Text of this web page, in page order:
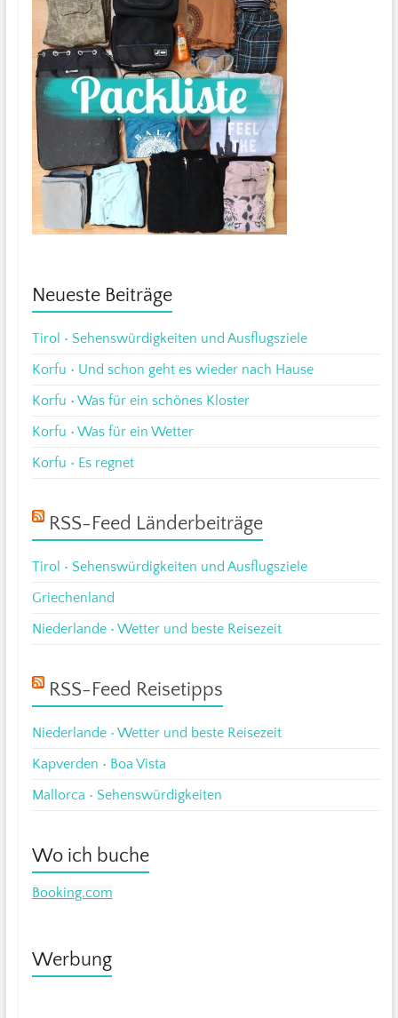
Neueste Beiträge
Tirol • Sehenswürdigkeiten und Ausflugsziele
Korfu • Und schon geht es wieder nach Hause
Korfu • Was für ein schönes Kloster
Korfu • Was für ein Wetter
Korfu • Es regnet
RSS-Feed Länderbeiträge
Tirol • Sehenswürdigkeiten und Ausflugsziele
Griechenland
Niederlande • Wetter und beste Reisezeit
RSS-Feed Reisetipps
Niederlande • Wetter und beste Reisezeit
Kapverden • Boa Vista
Mallorca • Sehenswürdigkeiten
Wo ich buche
Booking.com
Werbung